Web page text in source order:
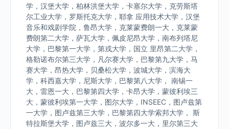
学，汉堡大学，柏林洪堡大学，卡塞尔大学，克劳斯塔
尔工业大学，罗斯托克大学，耶拿 应用技术大学，汉堡
音乐和戏剧学院，鲁昂大学，克莱蒙费朗一大，克莱蒙
费朗第二大学，萨瓦大学，佩皮尼昂大学，南布列塔尼
大学，巴黎第一大学，第戎大学，国立 里昂第二大学，
格勒诺布尔第三大学，凡尔赛大学，巴黎第九大学，马
赛大学，昂热大学，贝桑松大学，波城大学，滨海大
学，科西嘉大学，尼斯大学，巴黎第八大学， 南锡一
大，雷恩一大，巴黎第四大学，卡昂大学，蒙彼利埃三
大，蒙彼利埃第一大学，图尔大学，INSEEC，图卢兹第
一大学，图卢兹第三大学，巴黎第四大学索邦大学， 斯
特拉斯堡大学，图卢兹三大，波尔多一大，里尔第三大